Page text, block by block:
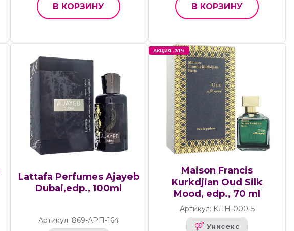
В КОРЗИНУ В КОРЗИНУ
Lattafa Perfumes Ajayeb
Dubai,edp., 100ml
Артикул: 869-АРП-164
АКЦИЯ -31%
Maison Francis
Kurkdjian Oud Silk
Mood, edp., 70 ml
Артикул: КЛН-00015
Унисекс